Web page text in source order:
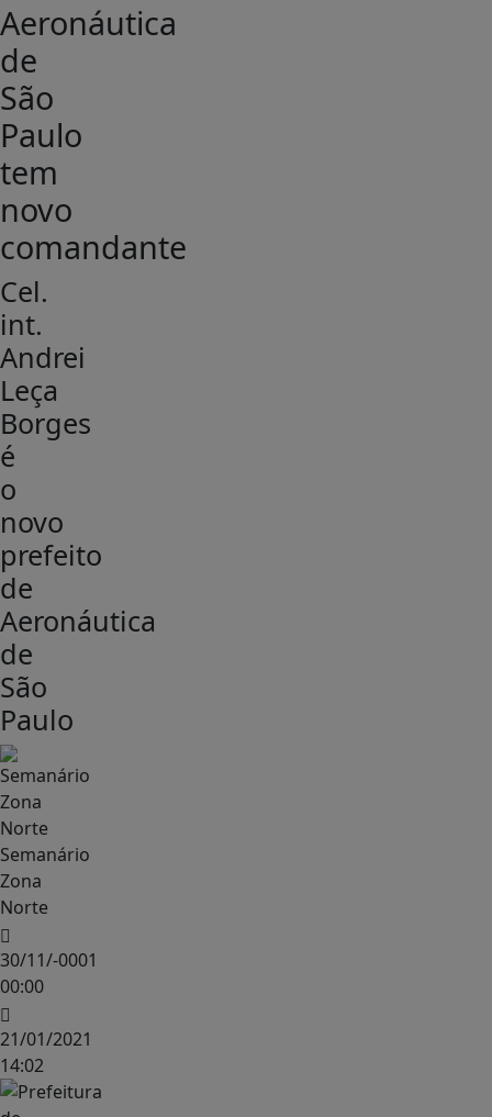
Aeronáutica
de
São
Paulo
tem
novo
comandante
Cel.
int.
Andrei
Leça
Borges
é
o
novo
prefeito
de
Aeronáutica
de
São
Paulo
Semanário
Zona
Norte
30/11/-0001
00:00
21/01/2021
14:02